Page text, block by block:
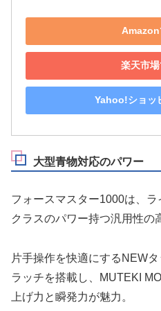
Amazon
楽天市
Yahoo!ショッ
大型青物対応のパワー
フォースマスター1000は、
クラスのパワー持つ汎用性の
片手操作を快適にするNEW
ラッチを搭載し、MUTEKI
上げ力と瞬発力が魅力。